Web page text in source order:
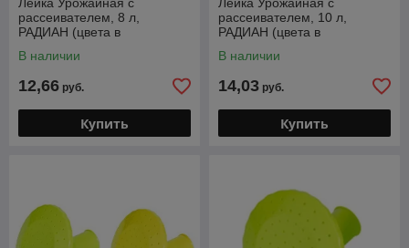
рассеивателем, 8 л,
РАДИАН (цвета в
В наличии
12,66 руб.
Купить
рассеивателем, 10 л,
РАДИАН (цвета в
В наличии
14,03 руб.
Купить